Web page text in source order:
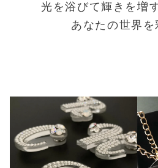
光を浴びて輝きを増
あなたの世界を